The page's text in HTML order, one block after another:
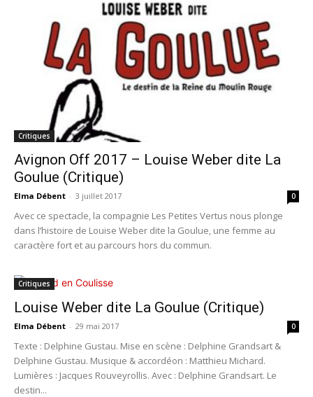
Critiques
Avignon Off 2017 – Louise Weber dite La
Goulue (Critique)
Elma Débent - 3 juillet 2017 0
Avec ce spectacle, la compagnie Les Petites Vertus nous plonge
dans l’histoire de Louise Weber dite la Goulue, une femme au
caractère fort et au parcours hors du commun.
Critiques
Louise Weber dite La Goulue (Critique)
Elma Débent - 29 mai 2017 0
Texte : Delphine Gustau. Mise en scène : Delphine Grandsart &
Delphine Gustau. Musique & accordéon : Matthieu Michard.
Lumières : Jacques Rouveyrollis. Avec : Delphine Grandsart. Le
destin...